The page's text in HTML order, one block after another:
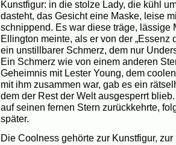
Kunstfigur: in die stolze Lady, die kühl
dasteht, das Gesicht eine Maske, leise
schnippend. Es war diese träge, lässige
Ellington meinte, als er von der „Essenz
ein unstillbarer Schmerz, dem nur
Ein Schmerz wie von einem anderen
Geheimnis mit Lester Young, dem
mit ihm zusammen war, gab es ein
dem der Rest der Welt ausgesperrt
auf seinen fernen Stern zurückkehrte,
später.
Die Coolness gehörte zur Kunstfigur,